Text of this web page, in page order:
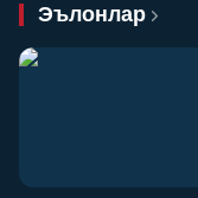
Эълонлар